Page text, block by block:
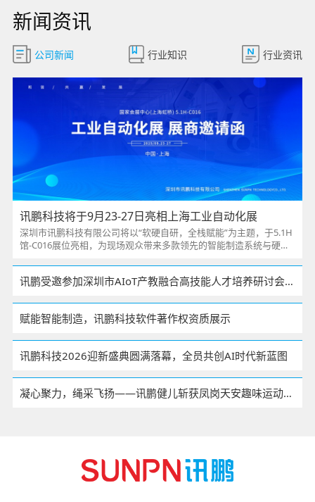
新闻资讯
公司新闻 行业知识 行业资讯
讯鹏科技将于9月23-27日亮相上海工业自动化展
深圳市讯鹏科技有限公司将以“软硬自研，全栈赋能”为主题，于5.1H
馆-C016展位亮相，为现场观众带来多款领先的智能制造系统与硬件
讯鹏受邀参加深圳市AIoT产教融合高技能人才培养研讨会，并签署校企战略合作
赋能智能制造，讯鹏科技软件著作权资质展示
讯鹏科技2026迎新盛典圆满落幕，全员共创AI时代新蓝图
凝心聚力，绳采飞扬——讯鹏健儿斩获凤岗天安趣味运动会拔河赛季军